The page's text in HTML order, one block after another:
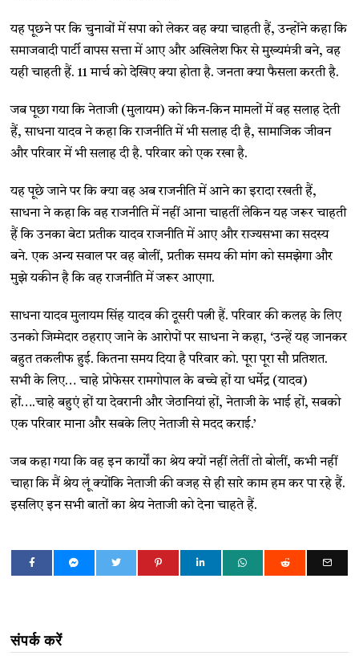
यह पूछने पर कि चुनावों में सपा को लेकर वह क्या चाहती हैं, उन्होंने कहा कि
समाजवादी पार्टी वापस सत्ता में आए और अखिलेश फिर से मुख्यमंत्री बने, वह
यही चाहती हैं. 11 मार्च को देखिए क्या होता है. जनता क्या फैसला करती है.
जब पूछा गया कि नेताजी (मुलायम) को किन-किन मामलों में वह सलाह देती
हैं, साधना यादव ने कहा कि राजनीति में भी सलाह दी है, सामाजिक जीवन
और परिवार में भी सलाह दी है. परिवार को एक रखा है.
यह पूछे जाने पर कि क्या वह अब राजनीति में आने का इरादा रखती हैं,
साधना ने कहा कि वह राजनीति में नहीं आना चाहतीं लेकिन यह जरूर चाहती
हैं कि उनका बेटा प्रतीक यादव राजनीति में आए और राज्यसभा का सदस्य
बने. एक अन्य सवाल पर वह बोलीं, प्रतीक समय की मांग को समझेगा और
मुझे यकीन है कि वह राजनीति में जरूर आएगा.
साधना यादव मुलायम सिंह यादव की दूसरी पत्नी हैं. परिवार की कलह के लिए
उनको जिम्मेदार ठहराए जाने के आरोपों पर साधना ने कहा, ‘उन्हें यह जानकर
बहुत तकलीफ हुई. कितना समय दिया है परिवार को. पूरा पूरा सौ प्रतिशत.
सभी के लिए… चाहे प्रोफेसर रामगोपाल के बच्चे हों या धर्मेद्र (यादव)
हों….चाहे बहुएं हों या देवरानी और जेठानियां हों, नेताजी के भाई हों, सबको
एक परिवार माना और सबके लिए नेताजी से मदद कराई.’
जब कहा गया कि वह इन कार्यों का श्रेय क्यों नहीं लेतीं तो बोलीं, कभी नहीं
चाहा कि मैं श्रेय लूं क्योंकि नेताजी की वजह से ही सारे काम हम कर पा रहे हैं.
इसलिए इन सभी बातों का श्रेय नेताजी को देना चाहते हैं.
संपर्क करें